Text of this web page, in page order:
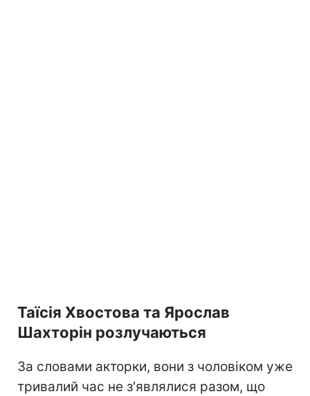
Таїсія Хвостова та Ярослав
Шахторін розлучаються
За словами акторки, вони з чоловіком уже
тривалий час не з'являлися разом, що